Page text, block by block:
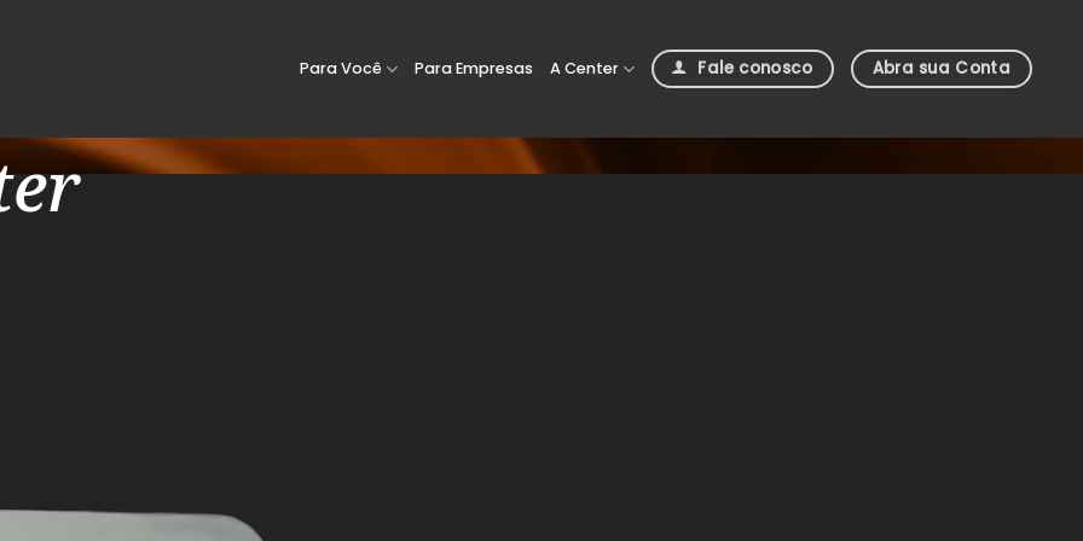
Para Você Para Empresas A Center Fale conosco Abra sua Conta